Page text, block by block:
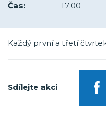
Čas: 17:00
Každý první a třetí
Sdílejte akci